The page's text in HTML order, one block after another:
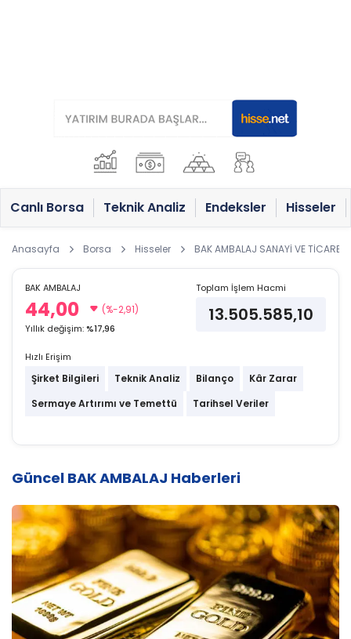
Canlı Borsa Teknik Analiz Endeksler Hisseler
Anasayfa Borsa Hisseler BAK AMBALAJ SANAYİ VE TİCARET
BAK AMBALAJ
44,00 (%-2,91)
Yıllık değişim:%17,96
Toplam İşlem Hacmi
13.505.585,10
Hızlı Erişim
Şirket Bilgileri Teknik Analiz Bilanço
Kâr Zarar
Sermaye Artırımı ve Temettü
Tarihsel Veriler
Güncel BAK AMBALAJ Haberleri